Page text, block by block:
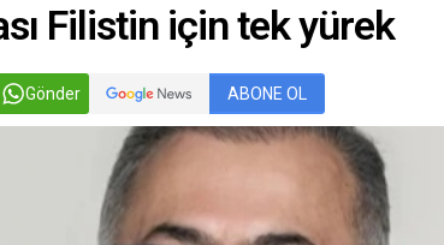
Filistin için tek yürek
Gönder ABONE OL